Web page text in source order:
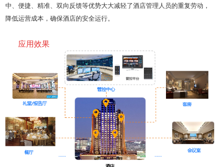
中、便捷、精准、双向反馈等优势大大减轻了酒店管理人员的重复劳动，
降低运营成本，确保酒店的安全运行。
应用效果